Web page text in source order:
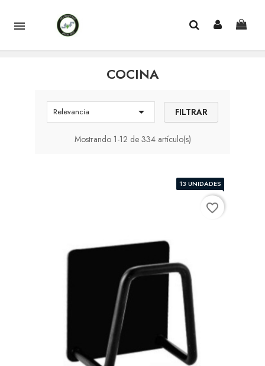

COCINA
Relevancia  FILTRAR
Mostrando 1-12 de 334 artículo(s)
13 UNIDADES
favorite_border